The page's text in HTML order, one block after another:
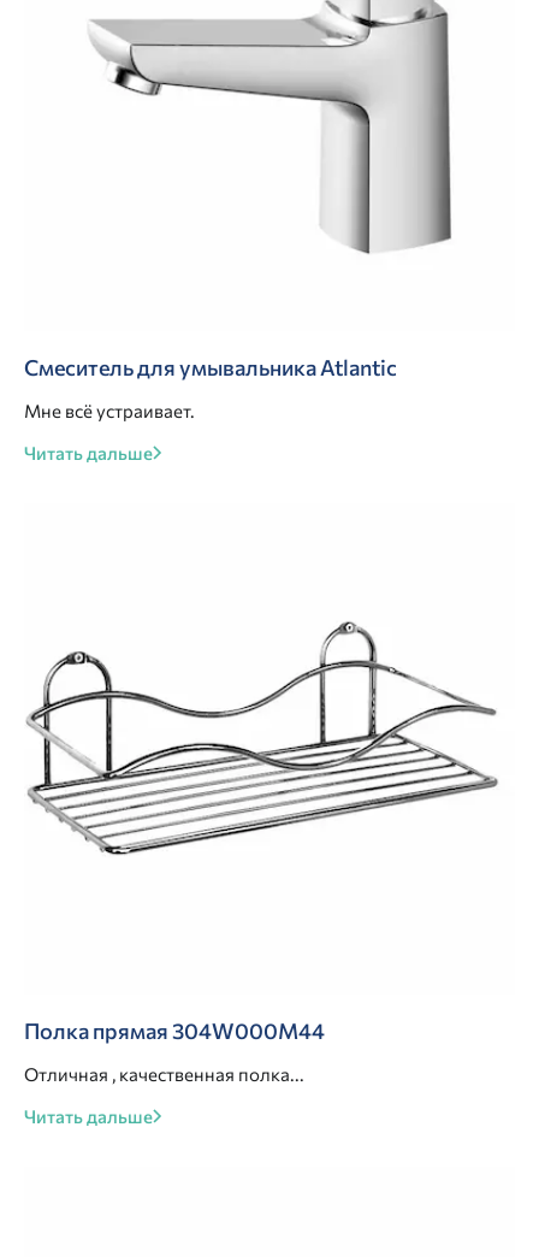
Смеситель для умывальника Atlantic
Мне всё устраивает.
Читать дальше
Полка прямая 304W000M44
Отличная , качественная полка...
Читать дальше